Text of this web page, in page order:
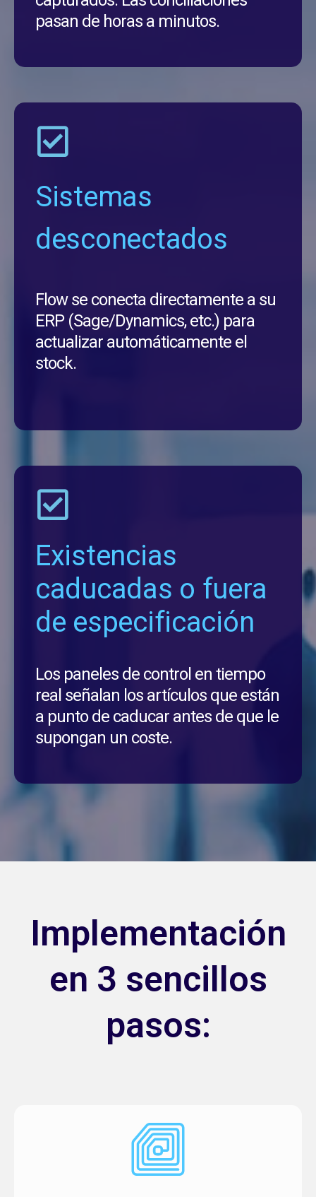
pasan de horas a minutos.
Sistemas
desconectados
Flow se conecta directamente a su
ERP (Sage/Dynamics, etc.) para
actualizar automáticamente el
stock.
Existencias
caducadas o fuera
de especificación
Los paneles de control en tiempo
real señalan los artículos que están
a punto de caducar antes de que le
supongan un coste.
Implementación
en 3 sencillos
pasos: